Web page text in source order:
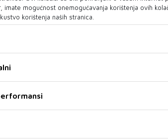
obrambeni igrač Manchester
Cityja Joško Gvardiol u
02 KOL 2026
ponovno
31 SRP 2026
imate mogućnost onemogućavanja korištenja ovih
korištenja naših stranica.